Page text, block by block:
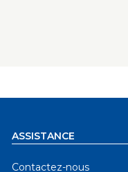
ASSISTANCE
Contactez-nous